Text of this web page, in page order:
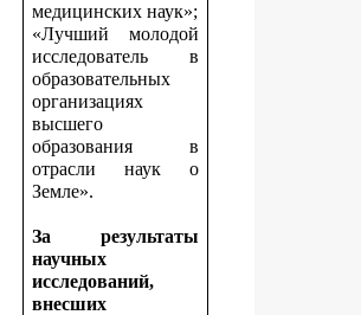
медицинских наук»;
«Лучший молодой
исследователь в
образовательных
организациях
высшего
образования в
отрасли наук о
Земле».
За результаты
научных
исследований,
внесших